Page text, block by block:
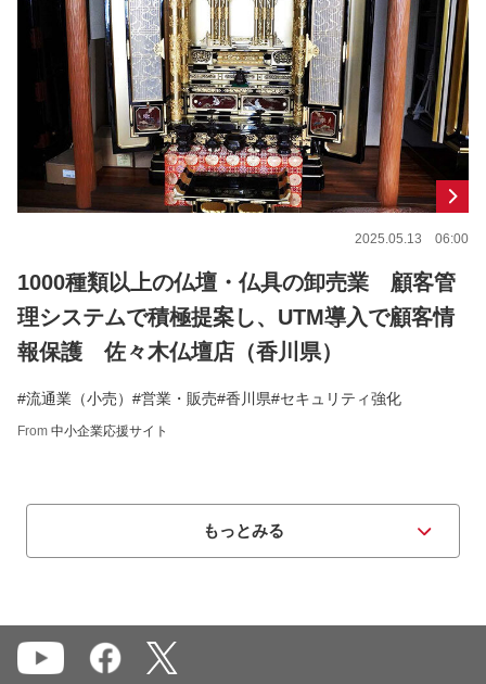
2025.05.13 06:00
1000種類以上の仏壇・仏具の卸売業 顧客管
理システムで積極提案し、UTM導入で顧客情
報保護 佐々木仏壇店（香川県）
#流通業（小売） #営業・販売#香川県#セキュリティ強化
From 中小企業応援サイト
もっとみる